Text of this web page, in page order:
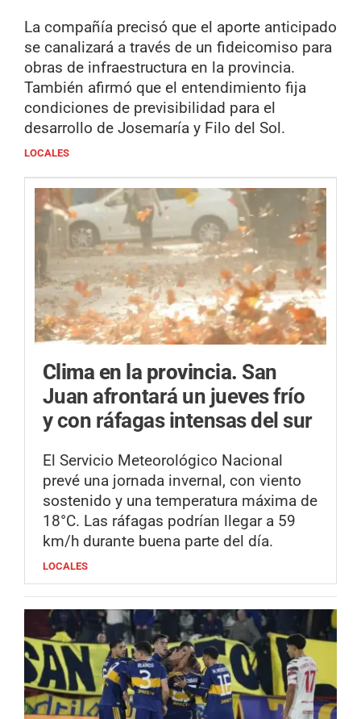
La compañía precisó que el aporte anticipado
se canalizará a través de un fideicomiso para
obras de infraestructura en la provincia.
También afirmó que el entendimiento fija
condiciones de previsibilidad para el
desarrollo de Josemaría y Filo del Sol.
LOCALES
Clima en la provincia. San
Juan afrontará un jueves frío
y con ráfagas intensas del sur
El Servicio Meteorológico Nacional
prevé una jornada invernal, con viento
sostenido y una temperatura máxima de
18°C. Las ráfagas podrían llegar a 59
km/h durante buena parte del día.
LOCALES